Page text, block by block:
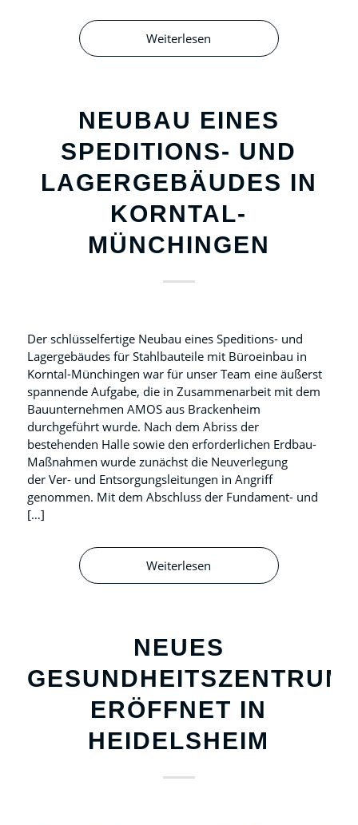
Weiterlesen
NEUBAU EINES
SPEDITIONS- UND
LAGERGEBÄUDES IN
KORNTAL-
MÜNCHINGEN
Der schlüsselfertige Neubau eines Speditions- und
Lagergebäudes für Stahlbauteile mit Büroeinbau in
Korntal-Münchingen war für unser Team eine äußerst
spannende Aufgabe, die in Zusammenarbeit mit dem
Bauunternehmen AMOS aus Brackenheim
durchgeführt wurde. Nach dem Abriss der
bestehenden Halle sowie den erforderlichen Erdbau-
Maßnahmen wurde zunächst die Neuverlegung
der Ver- und Entsorgungsleitungen in Angriff
genommen. Mit dem Abschluss der Fundament- und
[…]
Weiterlesen
NEUES
GESUNDHEITSZENTRUM
ERÖFFNET IN
HEIDELSHEIM